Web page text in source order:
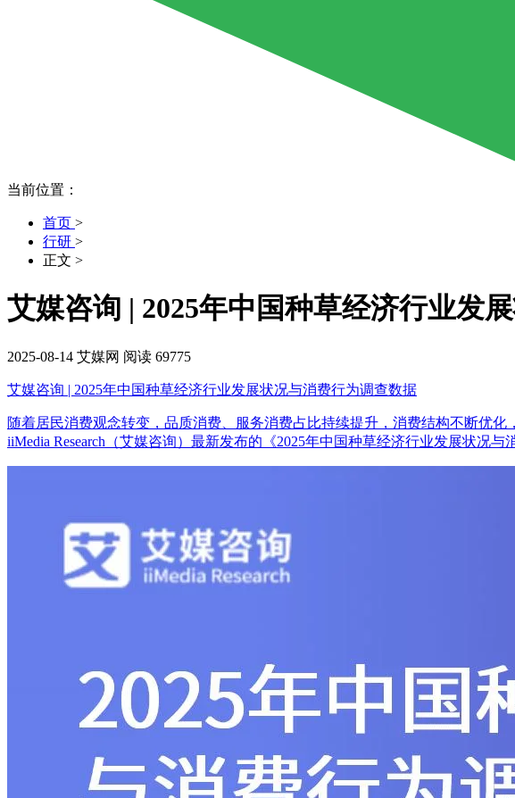
当前位置：
首页 >
行研 >
正文 >
艾媒咨询 | 2025年中国种草经济行业发
2025-08-14 艾媒网 阅读 69775
艾媒咨询 | 2025年中国种草经济行业发展状况与消费行为调查数据
随着居民消费观念转变，品质消费、服务消费占比持续提升，消费结构不断优
iiMedia Research（艾媒咨询）最新发布的《2025年中国种草经济行业发展状况与